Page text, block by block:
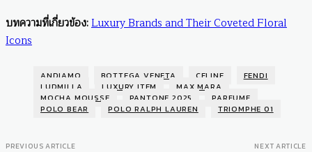
บทความที่เกี่ยวข้อง:Luxury Brands and Their Coveted Floral
Icons
ANDIAMO BOTTEGA VENETA CELINE
FENDI
LUDMILLA
LUXURY ITEM
MAX MARA
MOCHA MOUSSE
PANTONE 2025
PARFUME
POLO BEAR
POLO RALPH LAUREN TRIOMPHE 01
PREVIOUS ARTICLE NEXT ARTICLE